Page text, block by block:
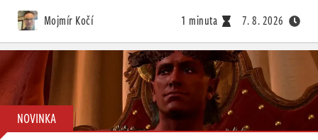
Mojmír Kočí 1 minuta 7. 8. 2026
NOVINKA